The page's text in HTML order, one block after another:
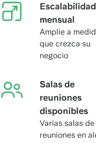
Escalabilidad
mensual
Amplíe a
que crezca su
negocio
Salas de
reuniones
disponibles
Varias salas de
reuniones en